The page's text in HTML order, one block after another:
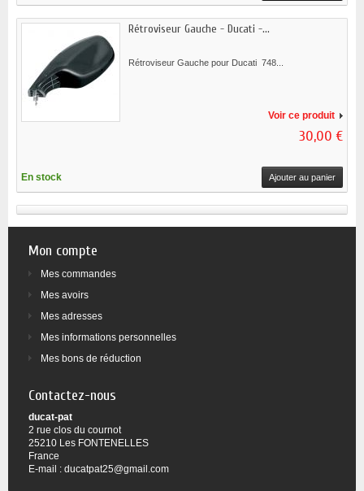
Rétroviseur Gauche - Ducati -...
Rétroviseur Gauche pour Ducati 748...
Voir ce produit
30,00 €
En stock Ajouter au panier
Mon compte
Mes commandes
Mes avoirs
Mes adresses
Mes informations personnelles
Mes bons de réduction
Contactez-nous
ducat-pat
2 rue clos du cournot
25210 Les FONTENELLES
France
E-mail : ducatpat25@gmail.com